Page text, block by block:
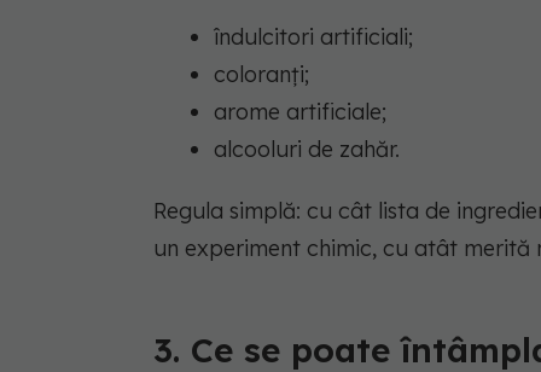
îndulcitori artificiali;
coloranți;
arome artificiale;
alcooluri de zahăr.
Regula simplă: cu cât lista de
un experiment chimic, cu atât merită
3. Ce se poate